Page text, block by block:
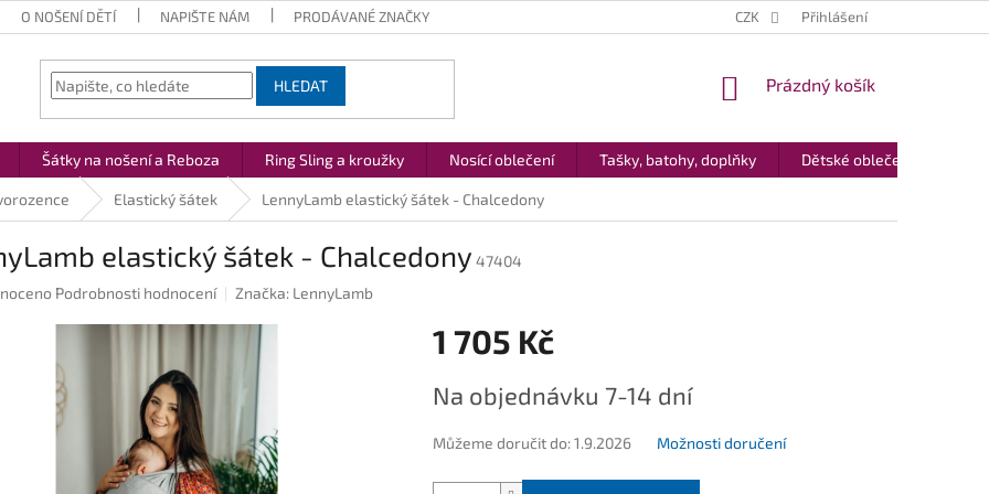
O NOŠENÍ DĚTÍ NAPIŠTE NÁM PRODÁVANÉ ZNAČKY CZK Přihlášení
HLEDAT
NÁKUPNÍ
Prázdný košík
Šátky na nošení a Reboza Ring Sling a kroužky Nosící oblečení Tašky, batohy, doplňky Dětské oblečení
Elastický šátek LennyLamb elastický šátek - Chalcedony
elastický šátek - Chalcedony 47404
Podrobnosti hodnocení Značka: LennyLamb
1 705 Kč
cena:
Na objednávku 7-14 dní
Můžeme doručit do: 1.9.2026 Možnosti doručení